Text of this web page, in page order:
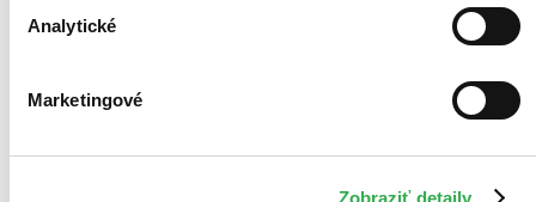
Analytické
Marketingové
Zobraziť detaily